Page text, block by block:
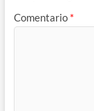
Comentario *